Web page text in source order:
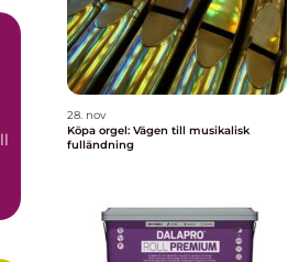
28. nov
Köpa orgel: Vägen till musikalisk
fulländning